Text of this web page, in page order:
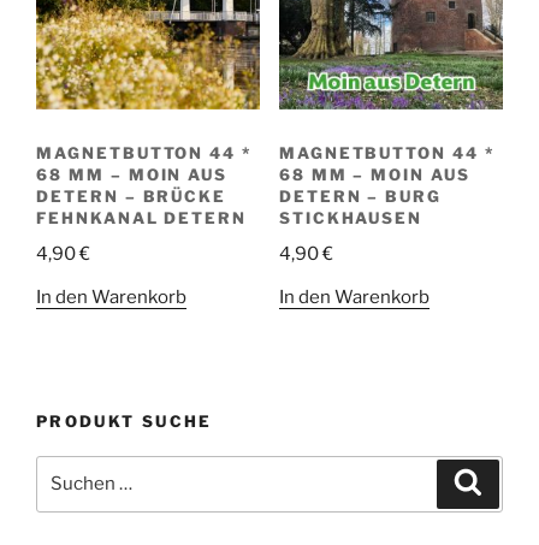
MAGNETBUTTON 44 *
68 MM – MOIN AUS
DETERN – BRÜCKE
FEHNKANAL DETERN
4,90€
In den Warenkorb
MAGNETBUTTON 44 *
68 MM – MOIN AUS
DETERN – BURG
STICKHAUSEN
4,90€
In den Warenkorb
PRODUKT SUCHE
nach: